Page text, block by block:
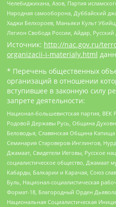
Челебиджихана, Азов, Партия
Народная самооборона, Дуббайский
Хаджи Белхороев, Маньяки Культ
Легион Свобода России, Айдар,
Источник: http://nac.gov.ru/
organizacii-i-materialy.html
* Перечень общественных
организаций в отношении
вступившее в законную силу
запрете деятельности:
Национал-большевистская партия, ВЕК
Родовой Державы Русь, Община
Беловодья, Славянская Община
Семинария Староверов-Инглингов,
Джамаат, Свидетели Иеговы, Русское
социалистическое общество, Джамаат
Кабарды, Балкарии и Карачая, Союз
Буль, Национал-социалистическая
Формат-18, Благородный Орден
Национальная Социалистическая